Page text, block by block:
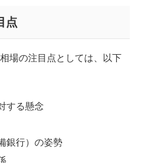
点
場の注目点としては、以下
する懸念
銀行）の姿勢